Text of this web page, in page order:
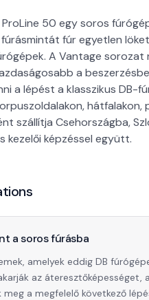
50 egy soros
fúr egyetlen
A Vantage sorozat
a
a lépést a klasszikus DB-
szállítja Csehországba,
kezelői képzéssel együtt.
a soros fúrásba
amelyek eddig DB
az áteresztőképességet,
meg a megfelelő következő